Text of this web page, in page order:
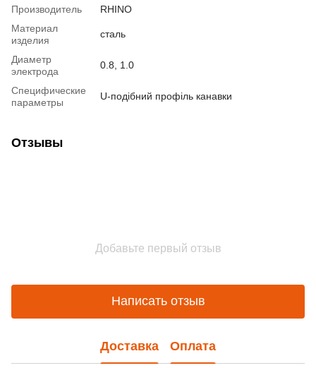
Производитель
RHINO
Материал
изделия
сталь
Диаметр
электрода
0.8, 1.0
Специфические
параметры
U-подібний профіль канавки
Отзывы
Добавьте первый отзыв
Написать отзыв
Доставка Оплата